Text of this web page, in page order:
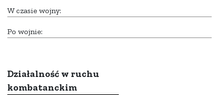
W czasie wojny:
Po wojnie:
Działalność w ruchu
kombatanckim